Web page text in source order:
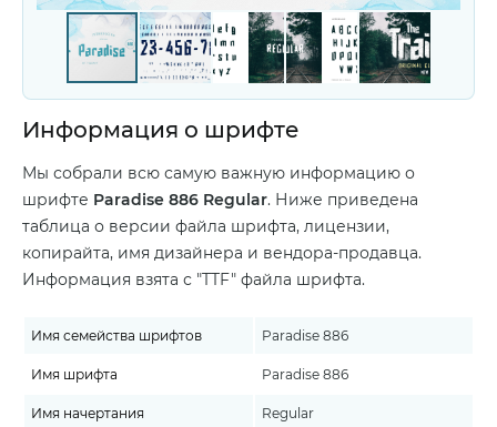
Информация о шрифте
Мы собрали всю самую важную информацию о
шрифте Paradise 886 Regular. Ниже приведена
таблица о версии файла шрифта, лицензии,
копирайта, имя дизайнера и вендора-продавца.
Информация взята с "TTF" файла шрифта.
Имя семейства шрифтов Paradise 886
Имя шрифта Paradise 886
Имя начертания Regular